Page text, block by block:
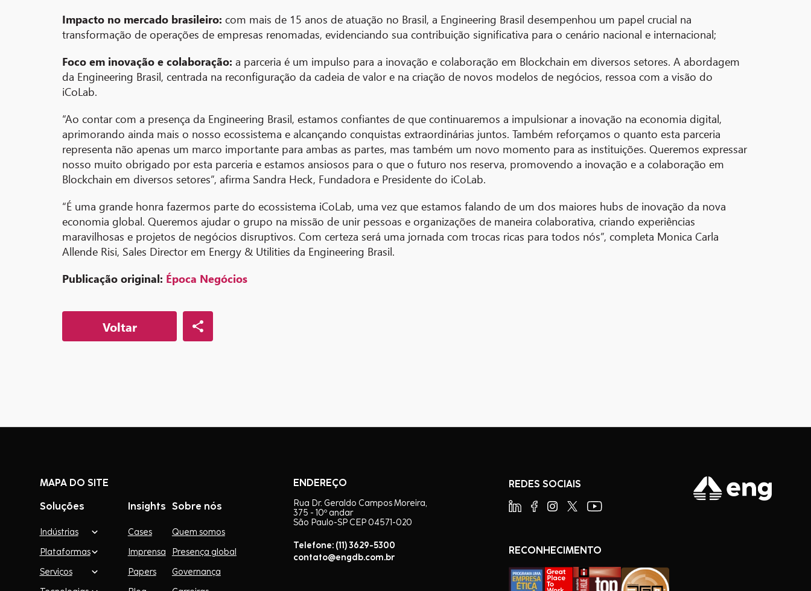
Impacto no mercado brasileiro: com mais de 15 anos de atuação no Brasil, a Engineering Brasil desempenhou um papel crucial na
transformação de operações de empresas renomadas, evidenciando sua contribuição significativa para o cenário nacional e internacional;
Foco em inovação e colaboração: a parceria é um impulso para a inovação e colaboração em Blockchain em diversos setores. A abordagem
da Engineering Brasil, centrada na reconfiguração da cadeia de valor e na criação de novos modelos de negócios, ressoa com a visão do
iCoLab.
“Ao contar com a presença da Engineering Brasil, estamos confiantes de que continuaremos a impulsionar a inovação na economia digital,
aprimorando ainda mais o nosso ecossistema e alcançando conquistas extraordinárias juntos. Também reforçamos o quanto esta parceria
representa não apenas um marco importante para ambas as partes, mas também um novo momento para as instituições. Queremos expressar
nosso muito obrigado por esta parceria e estamos ansiosos para o que o futuro nos reserva, promovendo a inovação e a colaboração em
Blockchain em diversos setores”, afirma Sandra Heck, Fundadora e Presidente do iCoLab.
“É uma grande honra fazermos parte do ecossistema iCoLab, uma vez que estamos falando de um dos maiores hubs de inovação da nova
economia global. Queremos ajudar o grupo na missão de unir pessoas e organizações de maneira colaborativa, criando experiências
maravilhosas e projetos de negócios disruptivos. Com certeza será uma jornada com trocas ricas para todos nós”, completa Monica Carla
Allende Risi, Sales Director em Energy & Utilities da Engineering Brasil.
Publicação original: Época Negócios
Voltar
MAPA DO SITE
Soluções
Indústrias
Plataformas
Serviços
Insights
Cases
Imprensa
Papers
Sobre nós
Quem somos
Presença global
Governança
ENDEREÇO
Rua Dr. Geraldo Campos Moreira,
375 - 10º andar
São Paulo-SP CEP 04571-020
Telefone: (11) 3629-5300
contato@engdb.com.br
REDES SOCIAIS
RECONHECIMENTO